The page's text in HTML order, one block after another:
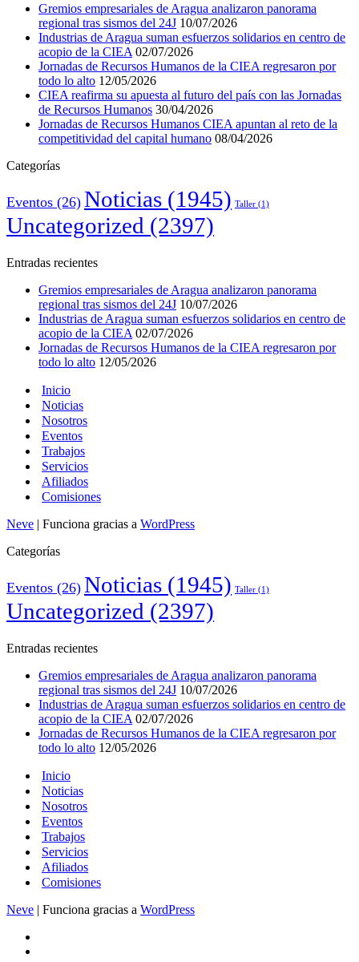
Gremios empresariales de Aragua analizaron panorama
regional tras sismos del 24J 10/07/2026
Industrias de Aragua suman esfuerzos solidarios en centro de
acopio de la CIEA 02/07/2026
Jornadas de Recursos Humanos de la CIEA regresaron por
todo lo alto 12/05/2026
CIEA reafirma su apuesta al futuro del país con las Jornadas
de Recursos Humanos 30/04/2026
Jornadas de Recursos Humanos CIEA apuntan al reto de la
competitividad del capital humano 08/04/2026
Categorías
Eventos (26) Noticias (1945) Taller (1)
Uncategorized (2397)
Entradas recientes
Gremios empresariales de Aragua analizaron panorama
regional tras sismos del 24J 10/07/2026
Industrias de Aragua suman esfuerzos solidarios en centro de
acopio de la CIEA 02/07/2026
Jornadas de Recursos Humanos de la CIEA regresaron por
todo lo alto 12/05/2026
Inicio
Noticias
Nosotros
Eventos
Trabajos
Servicios
Afiliados
Comisiones
Neve | Funciona gracias a WordPress
Categorías
Eventos (26) Noticias (1945) Taller (1)
Uncategorized (2397)
Entradas recientes
Gremios empresariales de Aragua analizaron panorama
regional tras sismos del 24J 10/07/2026
Industrias de Aragua suman esfuerzos solidarios en centro de
acopio de la CIEA 02/07/2026
Jornadas de Recursos Humanos de la CIEA regresaron por
todo lo alto 12/05/2026
Inicio
Noticias
Nosotros
Eventos
Trabajos
Servicios
Afiliados
Comisiones
Neve | Funciona gracias a WordPress